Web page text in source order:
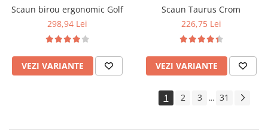
Scaun birou ergonomic Golf
298,94 Lei
VEZI VARIANTE
Scaun Taurus Crom
226,75 Lei
VEZI VARIANTE
1 2 3 ... 31